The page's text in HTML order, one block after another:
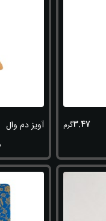
3.47گرم آویز دم وال